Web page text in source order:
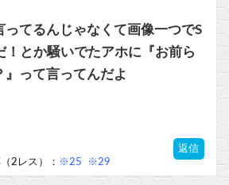
ってるんじゃなくて画像一つでS
とか騒いでたアホに『お前ら
』って言ってんだよ
返信
2レス）： ※25 ※29